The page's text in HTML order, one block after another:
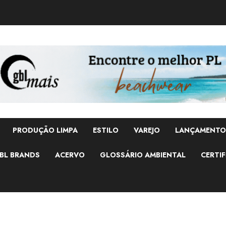
PRODUÇÃO LIMPA ESTILO VAREJO
BRANDS ACERVO GLOSSÁRIO AMBIENTAL